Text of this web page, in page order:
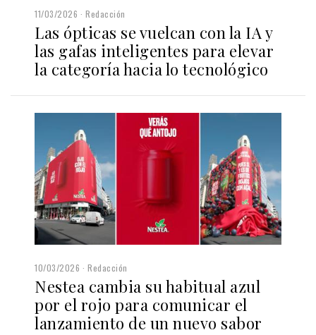
11/03/2026 Redacción
Las ópticas se vuelcan con la IA y
las gafas inteligentes para elevar
la categoría hacia lo tecnológico
10/03/2026 Redacción
Nestea cambia su habitual azul
por el rojo para comunicar el
lanzamiento de un nuevo sabor